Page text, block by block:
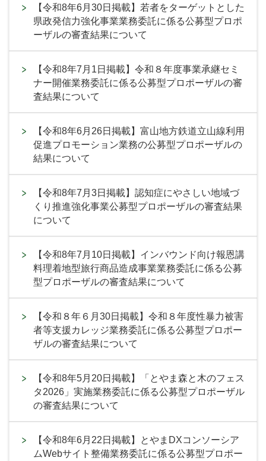
【令和8年6月30日掲載】若者をターゲットとした
県政発信力強化事業業務委託に係る公募型プロポ
ーザルの審査結果について
【令和8年7月1日掲載】令和８年度事業承継セミ
ナー開催業務委託に係る公募型プロポーザルの審
査結果について
【令和8年6月26日掲載】富山地方鉄道立山線利用
促進プロモーション業務の公募型プロポーザルの
結果について
【令和8年7月3日掲載】認知症にやさしい地域づ
くり推進強化事業公募型プロポーザルの審査結果
について
【令和8年7月10日掲載】インバウンド向け報恩講
料理着地型旅行商品造成事業業務委託に係る公募
型プロポーザルの審査結果について
【令和８年６月30日掲載】令和８年度性暴力被害
者等支援カレッジ業務委託に係る公募型プロポー
ザルの審査結果について
【令和8年5月20日掲載】「とやま森と木のフェス
タ2026」実施業務委託に係る公募型プロポーザル
の審査結果について
【令和8年6月22日掲載】とやまDXコンソーシア
ムWebサイト整備業務委託に係る公募型プロポー